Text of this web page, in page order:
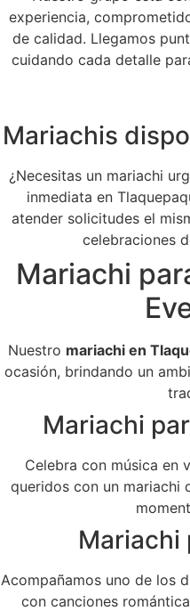
experiencia,
de calidad. Llegamos
cuidando cada detalle
Mariachis
¿Necesitas un mariachi
inmediata en
atender solicitudes el
celebraciones
Mariachi
Nuestro mariachi en
ocasión, brindando un
Mariachi
Celebra con música en
queridos con un mariachi
Mariachi
Acompañamos uno de los
con canciones